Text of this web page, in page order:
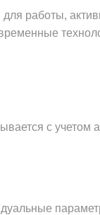
работы,
с учетом